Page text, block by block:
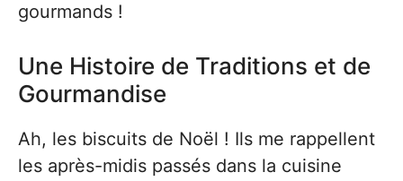
gourmands !
Une Histoire de Traditions et de
Gourmandise
Ah, les biscuits de Noël ! Ils me rappellent
les après-midis passés dans la cuisine